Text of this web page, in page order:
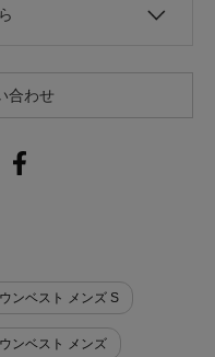
合わせ
ンベスト メンズ S
ンベスト メンズ